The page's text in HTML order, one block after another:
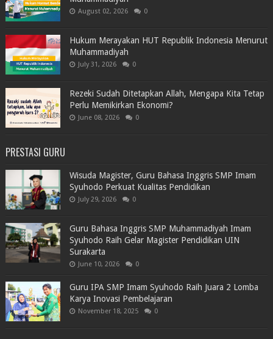
August 02, 2026 0
Hukum Merayakan HUT Republik Indonesia Menurut
Muhammadiyah
July 31, 2026 0
Rezeki Sudah Ditetapkan Allah, Mengapa Kita Tetap
Perlu Memikirkan Ekonomi?
June 08, 2026 0
PRESTASI GURU
Wisuda Magister, Guru Bahasa Inggris SMP Imam
Syuhodo Perkuat Kualitas Pendidikan
July 29, 2026 0
Guru Bahasa Inggris SMP Muhammadiyah Imam
Syuhodo Raih Gelar Magister Pendidikan UIN
Surakarta
June 10, 2026 0
Guru IPA SMP Imam Syuhodo Raih Juara 2 Lomba
Karya Inovasi Pembelajaran
November 18, 2025 0